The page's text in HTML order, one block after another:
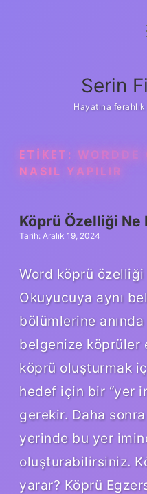
Serin
Hayatına
ETIKET: WORDDE
NASIL YAPILIR
Köprü Özelliği Ne
Tarih: Aralık 19, 2024
Word köprü
Okuyucuya aynı
bölümlerine
belgenize köprüler
köprü oluşturmak
hedef için bir “yer
gerekir. Daha
yerinde bu yer
oluşturabilirsiniz.
yarar? Köprü